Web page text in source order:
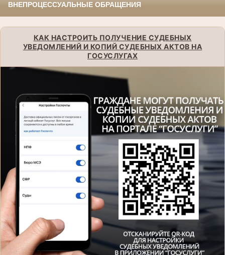
ВНЕПРОЦЕССУАЛЬНЫЕ ОБРАЩЕНИЯ
КАК НАСТРОИТЬ ПОЛУЧЕНИЕ СУДЕБНЫХ
УВЕДОМЛЕНИЙ И КОПИЙ СУДЕБНЫХ АКТОВ НА
ГОСУСЛУГАХ